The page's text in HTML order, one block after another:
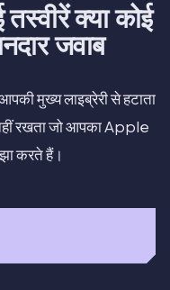
क्या कोई
जवाब
मुख्य लाइब्रेरी से हटाता
रखता जो आपका Apple
करते हैं।